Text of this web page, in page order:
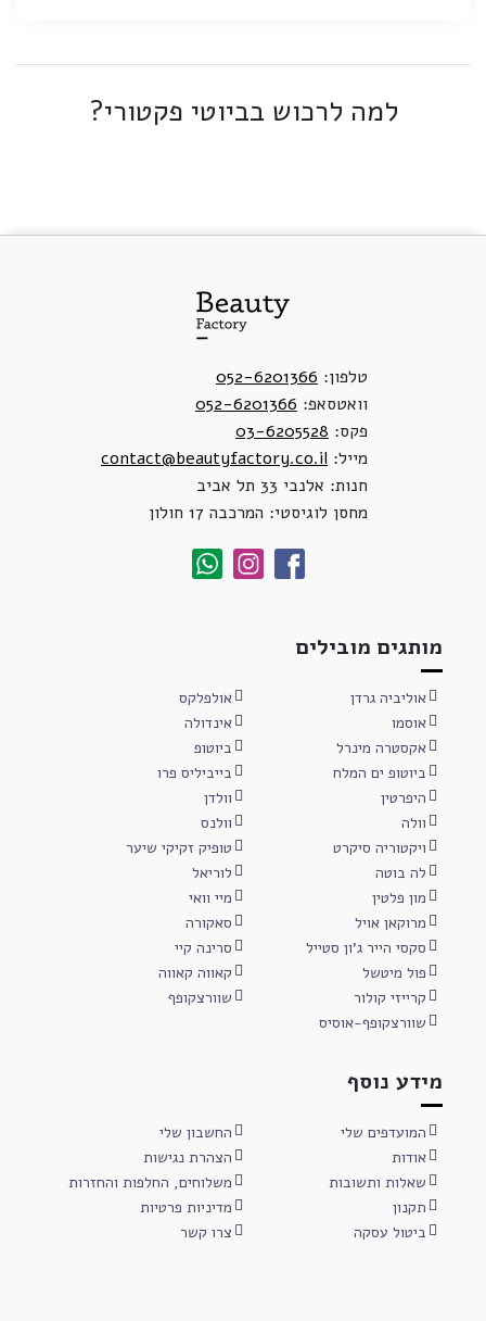
למה לרכוש בביוטי פקטורי?
טלפון: 052-6201366
וואטסאפ: 052-6201366
פקס: 03-6205528
מייל: contact@beautyfactory.co.il
חנות: אלנבי 33 תל אביב
מחסן לוגיסטי: המרכבה 17 חולון
מותגים מובילים
אוליביה גרדן
אולפלקס
אוסמו
אינדולה
אקסטרה מינרל
ביוטופ
ביוטופ ים המלח
בייביליס פרו
היפרטין
וולדן
וולה
וולנס
ויקטוריה סיקרט
טופיק זקיקי שיער
לה בוטה
לוריאל
מון פלטין
מיי וואי
מרוקאן אויל
סאקורה
סקסי הייר ג'ון סטייל
סרינה קיי
פול מיטשל
קאווה קאווה
קרייזי קולור
שוורצקופף
שוורצקופף-אוסיס
מידע נוסף
המועדפים שלי
החשבון שלי
אודות
הצהרת נגישות
שאלות ותשובות
משלוחים, החלפות והחזרות
תקנון
מדיניות פרטיות
ביטול עסקה
צרו קשר